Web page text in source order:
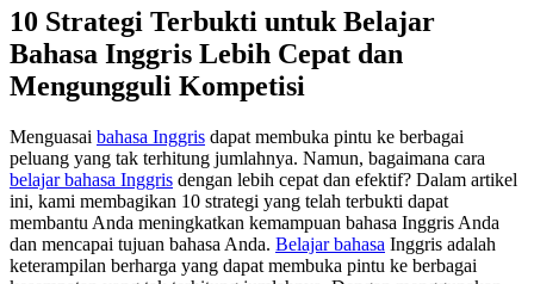
10 Strategi Terbukti untuk Belajar
Bahasa Inggris Lebih Cepat dan
Mengungguli Kompetisi
Menguasai bahasa Inggris dapat membuka pintu ke berbagai
peluang yang tak terhitung jumlahnya. Namun, bagaimana cara
belajar bahasa Inggris dengan lebih cepat dan efektif? Dalam artikel
ini, kami membagikan 10 strategi yang telah terbukti dapat
membantu Anda meningkatkan kemampuan bahasa Inggris Anda
dan mencapai tujuan bahasa Anda. Belajar bahasa Inggris adalah
keterampilan berharga yang dapat membuka pintu ke berbagai